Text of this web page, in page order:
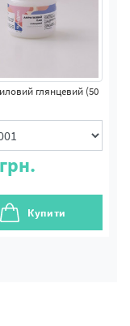
глянцевий (50
грн.
Купити